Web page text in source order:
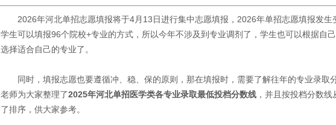
2026年河北单招志愿填报将于4月13日进行集中志愿填报，2026年单招志愿填报发生
学生可以填报96个院校+专业的方式，所以今年不涉及到专业调剂了，学生也可以根据自己
选择适合自己的专业了。
同时，填报志愿也要遵循冲、稳、保的原则，那在填报时，需要了解往年的专业录取
老师为大家整理了2025年河北单招医学类各专业录取最低投档分数线 ，并且按投档分数
了排序，供大家参考。